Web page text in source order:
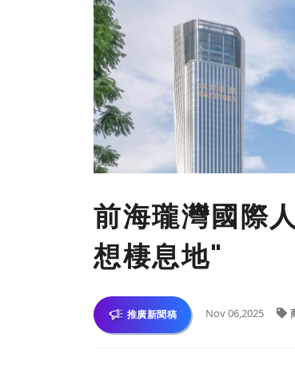
前海瓏灣國際
想棲息地"
推廣新聞稿 Nov 06,2025